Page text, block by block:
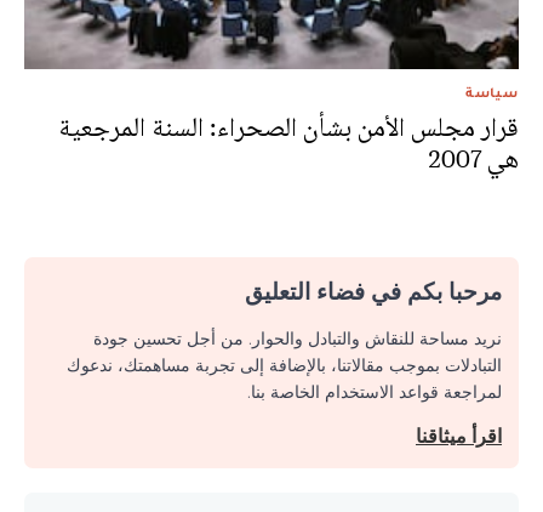
سياسة
قرار مجلس الأمن بشأن الصحراء: السنة المرجعية
هي 2007
مرحبا بكم في فضاء التعليق
نريد مساحة للنقاش والتبادل والحوار. من أجل تحسين جودة
التبادلات بموجب مقالاتنا، بالإضافة إلى تجربة مساهمتك، ندعوك
لمراجعة قواعد الاستخدام الخاصة بنا.
اقرأ ميثاقنا